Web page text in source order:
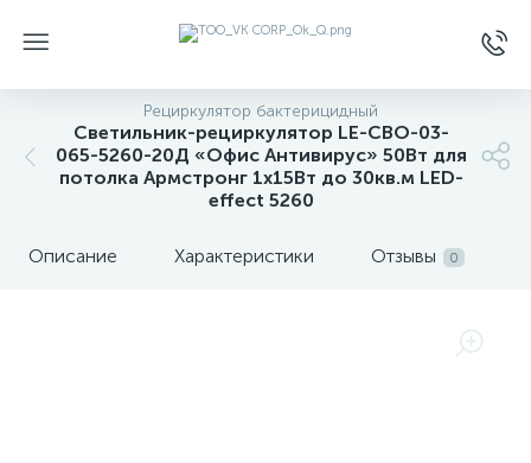
Рециркулятор бактерицидный
Светильник-рециркулятор LE-СВО-03-
065-5260-20Д «Офис Антивирус» 50Вт для
потолка Армстронг 1х15Вт до 30кв.м LED-
effect 5260
Описание Характеристики Отзывы 0